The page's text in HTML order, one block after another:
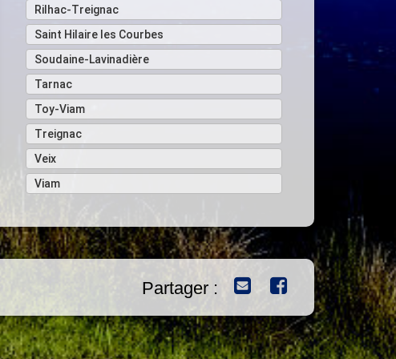
Rilhac-Treignac
Saint Hilaire les Courbes
Soudaine-Lavinadière
Tarnac
Toy-Viam
Treignac
Veix
Viam
Partager :